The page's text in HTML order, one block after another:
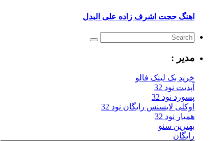
اهنگ حجت اشرف زاده علی البدل
مدیر :
خرید بک لینک فالو
آپدیت نود 32
پسورد نود 32
اوکلی لایسنس رایگان نود 32
همیار نود 32
بهترین سئو
رایگان